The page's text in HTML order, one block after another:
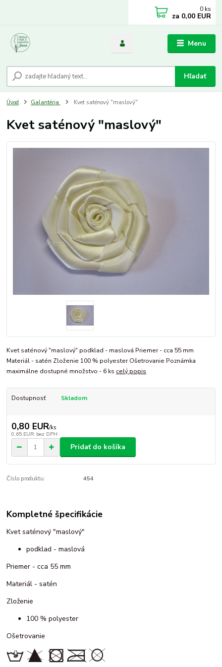
Menu
Hľadať
0 ks
za 0,00 EUR
Úvod Galantéria Kvet saténový "maslový"
Kvet saténový "maslový"
Kvet saténový "maslový" podklad - maslová Priemer - cca 55 mm
Materiál - satén Zloženie 100 % polyester Ošetrovanie Poznámka
maximálne dostupné množstvo - 6 ks celý popis
Dostupnosť Skladom
0,80 EUR/ks
0,65 EUR bez DPH
Pridať do košíka
Číslo produktu: 454
Kompletné špecifikácie
Kvet saténový "maslový"
podklad - maslová
Priemer - cca 55 mm
Materiál - satén
Zloženie
100 % polyester
Ošetrovanie